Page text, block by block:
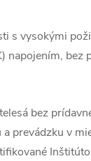
s vysokými
napojením, bez
bez
a prevádzku v